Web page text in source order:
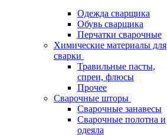
Одежда сварщика
Обувь сварщика
Перчатки сварочные
Химические материалы для
сварки
Травильные пасты,
спреи, флюсы
Прочее
Сварочные шторы
Сварочные занавесы
Сварочные полотна и
одеяла